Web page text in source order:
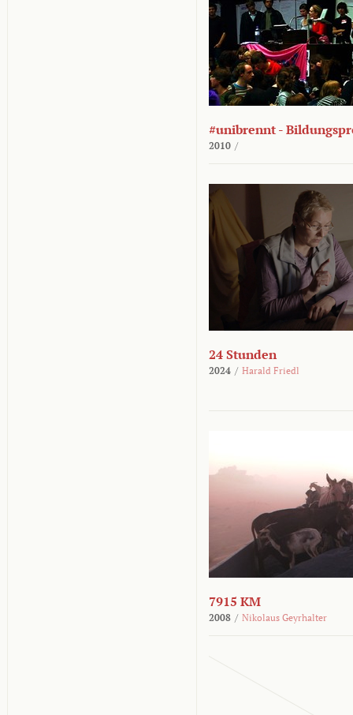
#unibrennt -
2010 /
24 Stunden
2024 / Harald Friedl
7915 KM
2008 / Nikolaus Geyrhalter